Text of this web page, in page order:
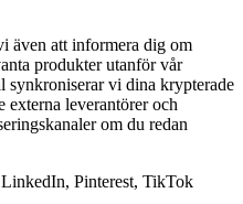
även att informera dig om
produkter utanför vår
synkroniserar vi dina krypterade
externa leverantörer och
om du redan
Pinterest, TikTok